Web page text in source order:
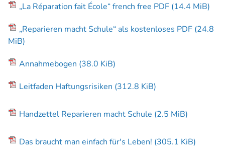
„La Réparation fait École“ french free PDF (14.4 MiB)
„Reparieren macht Schule“ als kostenloses PDF (24.8
MiB)
Annahmebogen (38.0 KiB)
Leitfaden Haftungsrisiken (312.8 KiB)
Handzettel Reparieren macht Schule (2.5 MiB)
Das braucht man einfach für's Leben! (305.1 KiB)